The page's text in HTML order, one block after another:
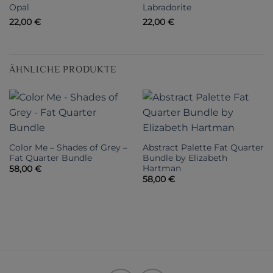
Opal
22,00 €
Labradorite
22,00 €
ÄHNLICHE PRODUKTE
Color Me – Shades of Grey –
Fat Quarter Bundle
58,00 €
Abstract Palette Fat Quarter
Bundle by Elizabeth
Hartman
58,00 €